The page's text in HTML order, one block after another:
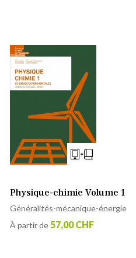
Physique-chimie Volume 1
Généralités-mécanique-énergie
À partir de 57,00 CHF